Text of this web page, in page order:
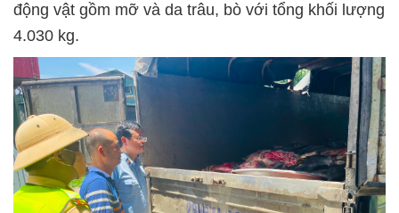
động vật gồm mỡ và da trâu, bò với tổng khối lượng
4.030 kg.